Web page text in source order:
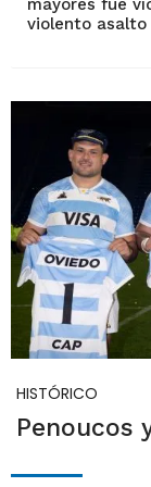
mayores fue
violento asalto
HISTÓRICO
Penoucos